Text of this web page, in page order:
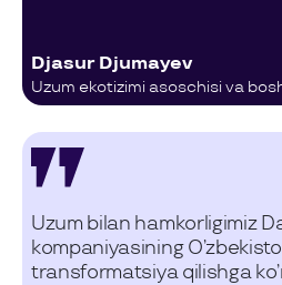
Djasur Djumayev
Uzum ekotizimi asoschisi va
Uzum bilan hamkorligimiz
kompaniyasining
transformatsiya qilishga